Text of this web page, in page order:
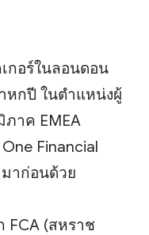
กอร์ในลอนดอน
หกปี ในตำแหน่งผู้
าค EMEA
Financial
าก่อนด้วย
FCA (สหราช